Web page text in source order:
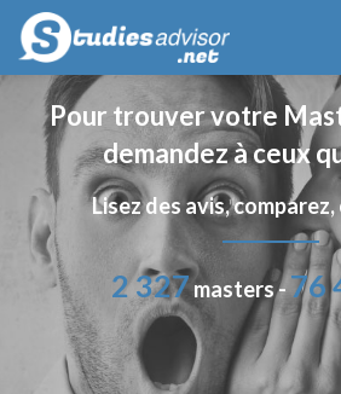
Pour trouver votre
demandez à ceux
Lisez des avis,
2 327masters -76